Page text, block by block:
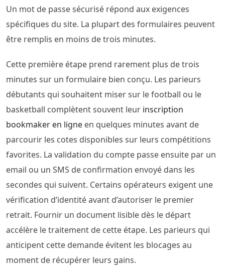
Un mot de passe sécurisé répond aux exigences
spécifiques du site. La plupart des formulaires peuvent
être remplis en moins de trois minutes.
Cette première étape prend rarement plus de trois
minutes sur un formulaire bien conçu. Les parieurs
débutants qui souhaitent miser sur le football ou le
basketball complètent souvent leur inscription
bookmaker en ligne en quelques minutes avant de
parcourir les cotes disponibles sur leurs compétitions
favorites. La validation du compte passe ensuite par un
email ou un SMS de confirmation envoyé dans les
secondes qui suivent. Certains opérateurs exigent une
vérification d’identité avant d’autoriser le premier
retrait. Fournir un document lisible dès le départ
accélère le traitement de cette étape. Les parieurs qui
anticipent cette demande évitent les blocages au
moment de récupérer leurs gains.